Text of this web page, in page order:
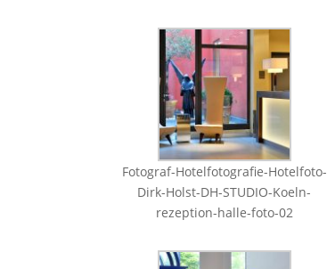
Fotograf-Hotelfotografie-Hotelfoto-
Dirk-Holst-DH-STUDIO-Koeln-
rezeption-halle-foto-02